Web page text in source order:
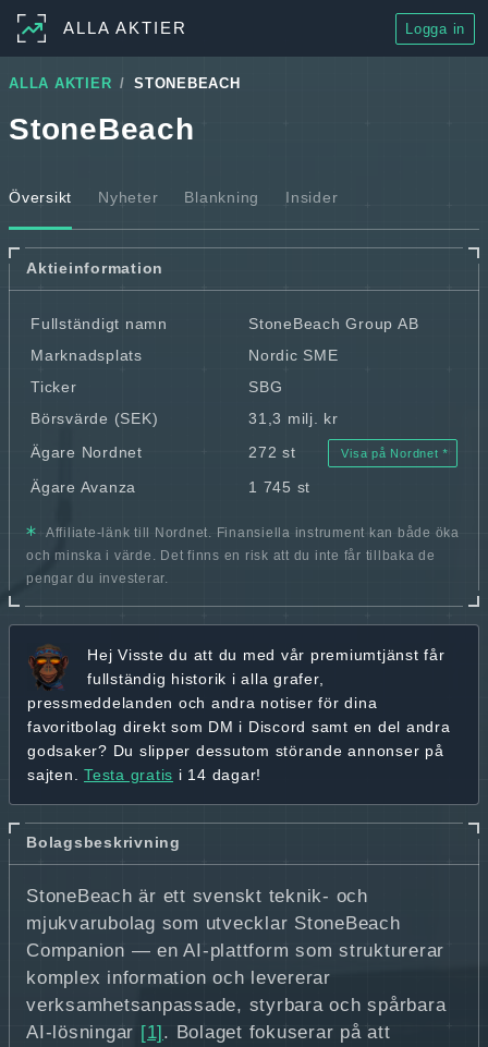
ALLA AKTIER Logga in
ALLA AKTIER STONEBEACH
StoneBeach
Översikt Nyheter Blankning Insider
Aktieinformation
Fullständigt namn
StoneBeach Group AB
Marknadsplats
Nordic SME
Ticker
SBG
Börsvärde (SEK)
31,3 milj. kr
Ägare Nordnet
272 st Visa på Nordnet
Ägare Avanza 1 745 st
Affiliate-länk till Nordnet. Finansiella instrument kan både öka
och minska i värde. Det finns en risk att du inte får tillbaka de
pengar du investerar.
Hej Visste du att du med vår premiumtjänst får
fullständig historik i alla grafer,
pressmeddelanden och andra notiser för dina
favoritbolag direkt som DM i Discord samt en del andra
godsaker? Du slipper dessutom störande annonser på
sajten. Testa gratis i 14 dagar!
Bolagsbeskrivning
StoneBeach är ett svenskt teknik- och
mjukvarubolag som utvecklar StoneBeach
Companion — en AI-plattform som strukturerar
komplex information och levererar
verksamhetsanpassade, styrbara och spårbara
AI-lösningar [1] . Bolaget fokuserar på att